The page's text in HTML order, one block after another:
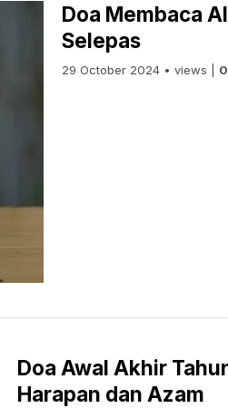
Doa Membaca
Selepas
29 October 2024 • views |
Doa Awal Akhir
Harapan dan Azam